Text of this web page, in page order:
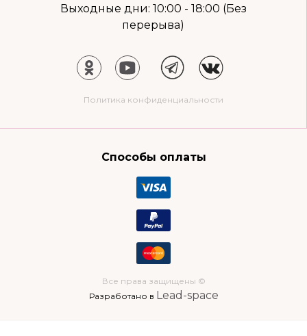
Выходные дни: 10:00 - 18:00 (Без
перерыва)
Политика конфиденциальности
Способы оплаты
Все права защищены ©
Разработано в Lead-space